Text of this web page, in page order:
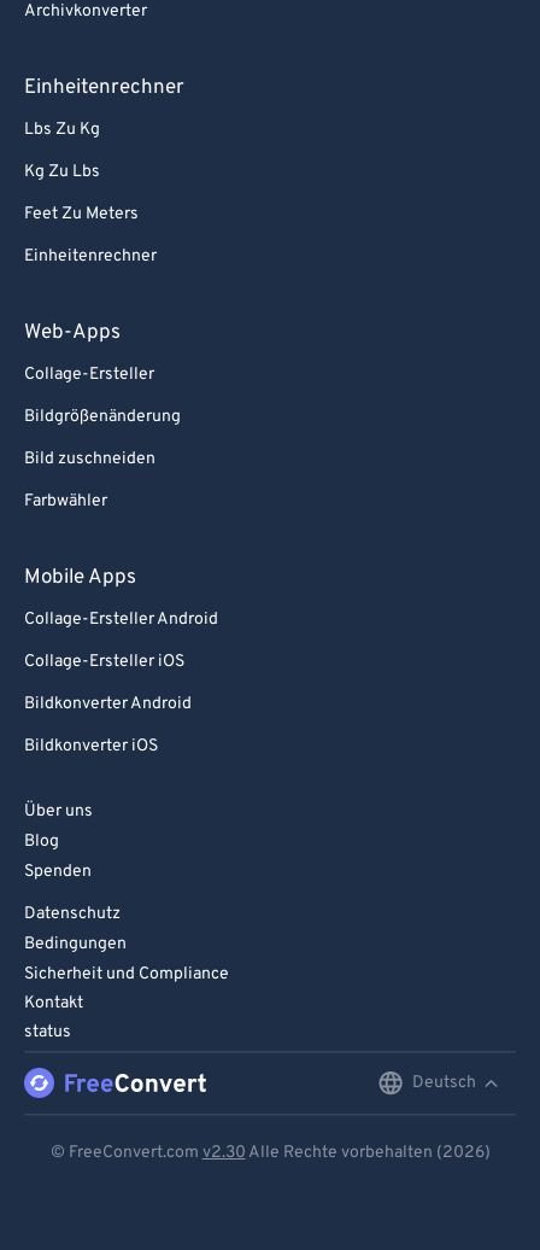
Archivkonverter
Einheitenrechner
Lbs Zu Kg
Kg Zu Lbs
Feet Zu Meters
Einheitenrechner
Web-Apps
Collage-Ersteller
Bildgrößenänderung
Bild zuschneiden
Farbwähler
Mobile Apps
Collage-Ersteller Android
Collage-Ersteller iOS
Bildkonverter Android
Bildkonverter iOS
Über uns
Blog
Spenden
Datenschutz
Bedingungen
Sicherheit und Compliance
Kontakt
status
Deutsch
© FreeConvert.com v2.30 Alle Rechte vorbehalten (2026)